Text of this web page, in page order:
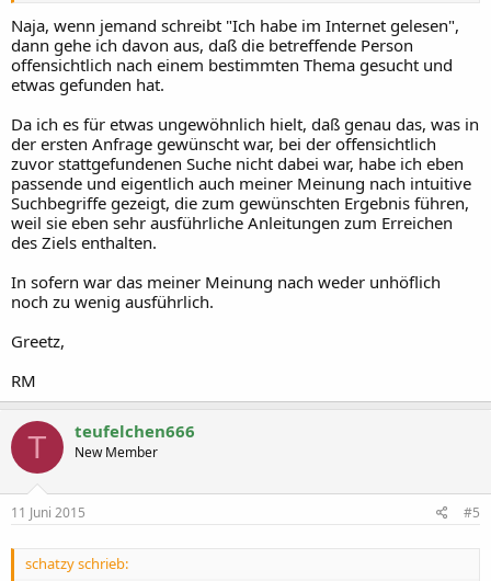
Naja, wenn jemand schreibt "Ich habe im Internet gelesen",
dann gehe ich davon aus, daß die betreffende Person
offensichtlich nach einem bestimmten Thema gesucht und
etwas gefunden hat.
Da ich es für etwas ungewöhnlich hielt, daß genau das, was in
der ersten Anfrage gewünscht war, bei der offensichtlich
zuvor stattgefundenen Suche nicht dabei war, habe ich eben
passende und eigentlich auch meiner Meinung nach intuitive
Suchbegriffe gezeigt, die zum gewünschten Ergebnis führen,
weil sie eben sehr ausführliche Anleitungen zum Erreichen
des Ziels enthalten.
In sofern war das meiner Meinung nach weder unhöflich
noch zu wenig ausführlich.
Greetz,
RM
T teufelchen666
New Member
11 Juni 2015 #5
schatzy schrieb: